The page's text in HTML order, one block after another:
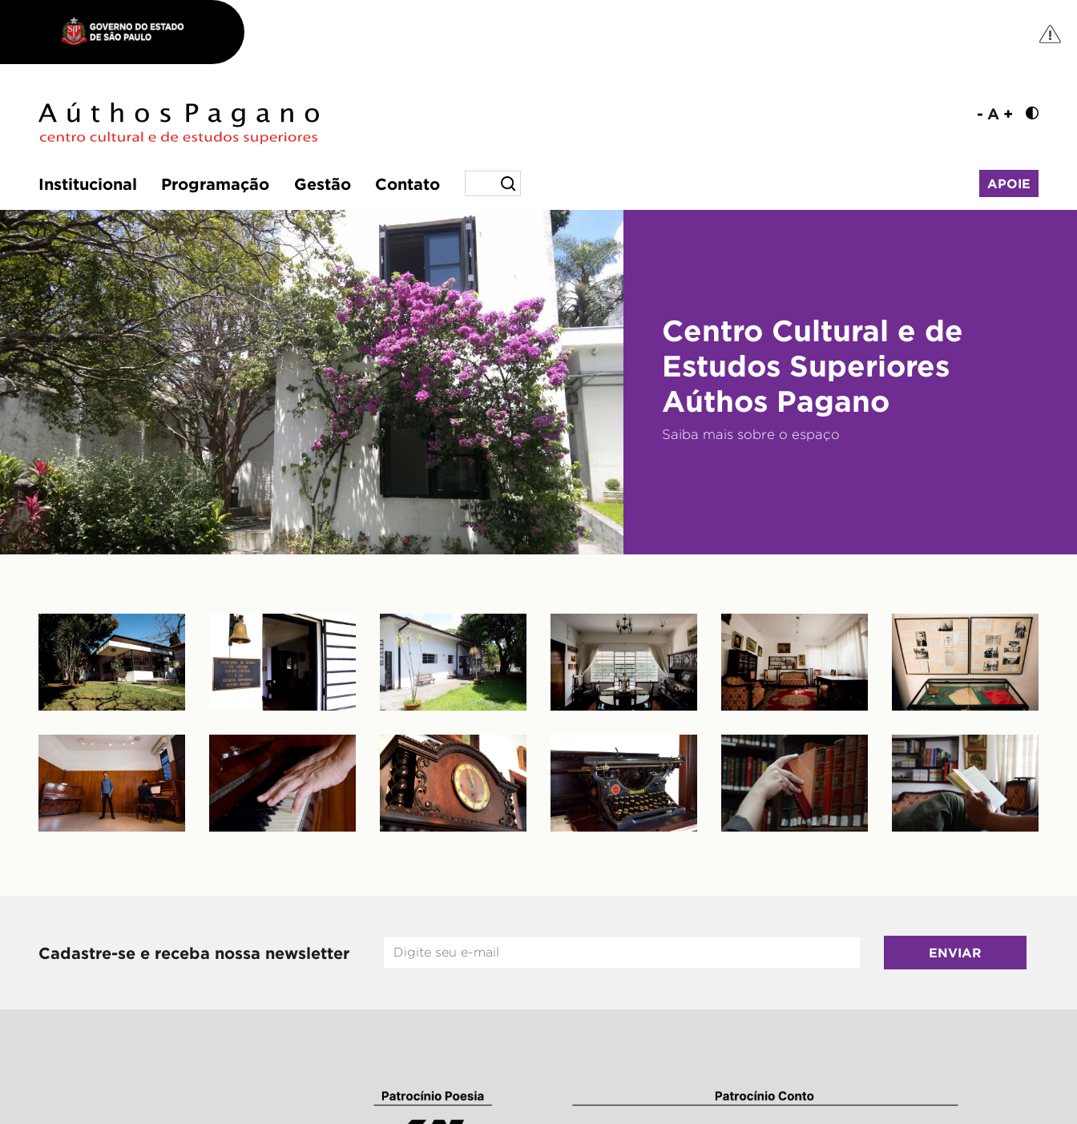
- A +
Institucional Programação Gestão Contato APOIE
Centro Cultural e de
Estudos Superiores
Aúthos Pagano
Saiba mais sobre o espaço
Cadastre-se e receba nossa newsletter ENVIAR